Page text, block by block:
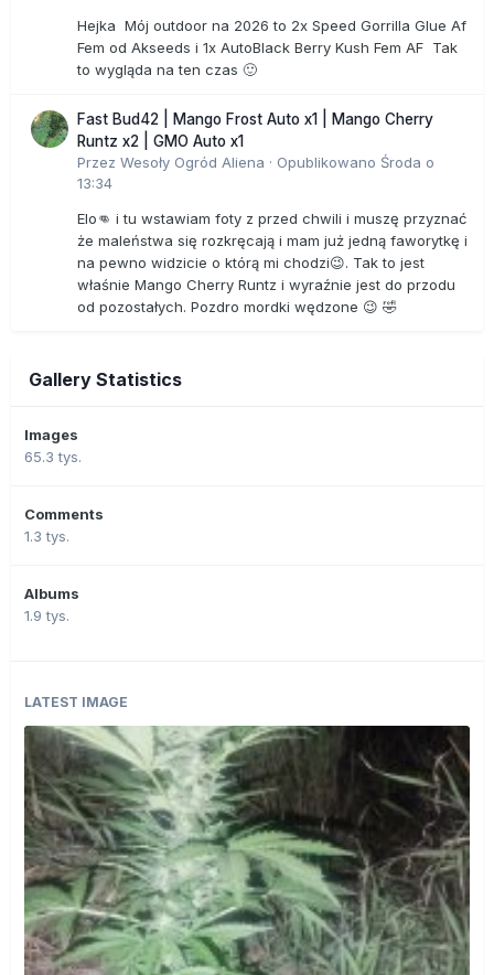
Hejka Mój outdoor na 2026 to 2x Speed Gorrilla Glue Af
Fem od Akseeds i 1x AutoBlack Berry Kush Fem AF Tak
to wygląda na ten czas 🙂
Fast Bud42 | Mango Frost Auto x1 | Mango Cherry
Runtz x2 | GMO Auto x1
Przez Wesoły Ogród Aliena · Opublikowano Środa o
13:34
Elo👊 i tu wstawiam foty z przed chwili i muszę przyznać
że maleństwa się rozkręcają i mam już jedną faworytkę i
na pewno widzicie o którą mi chodzi😉. Tak to jest
właśnie Mango Cherry Runtz i wyraźnie jest do przodu
od pozostałych. Pozdro mordki wędzone 😉 🤣
Gallery Statistics
Images
65.3 tys.
Comments
1.3 tys.
Albums
1.9 tys.
LATEST IMAGE